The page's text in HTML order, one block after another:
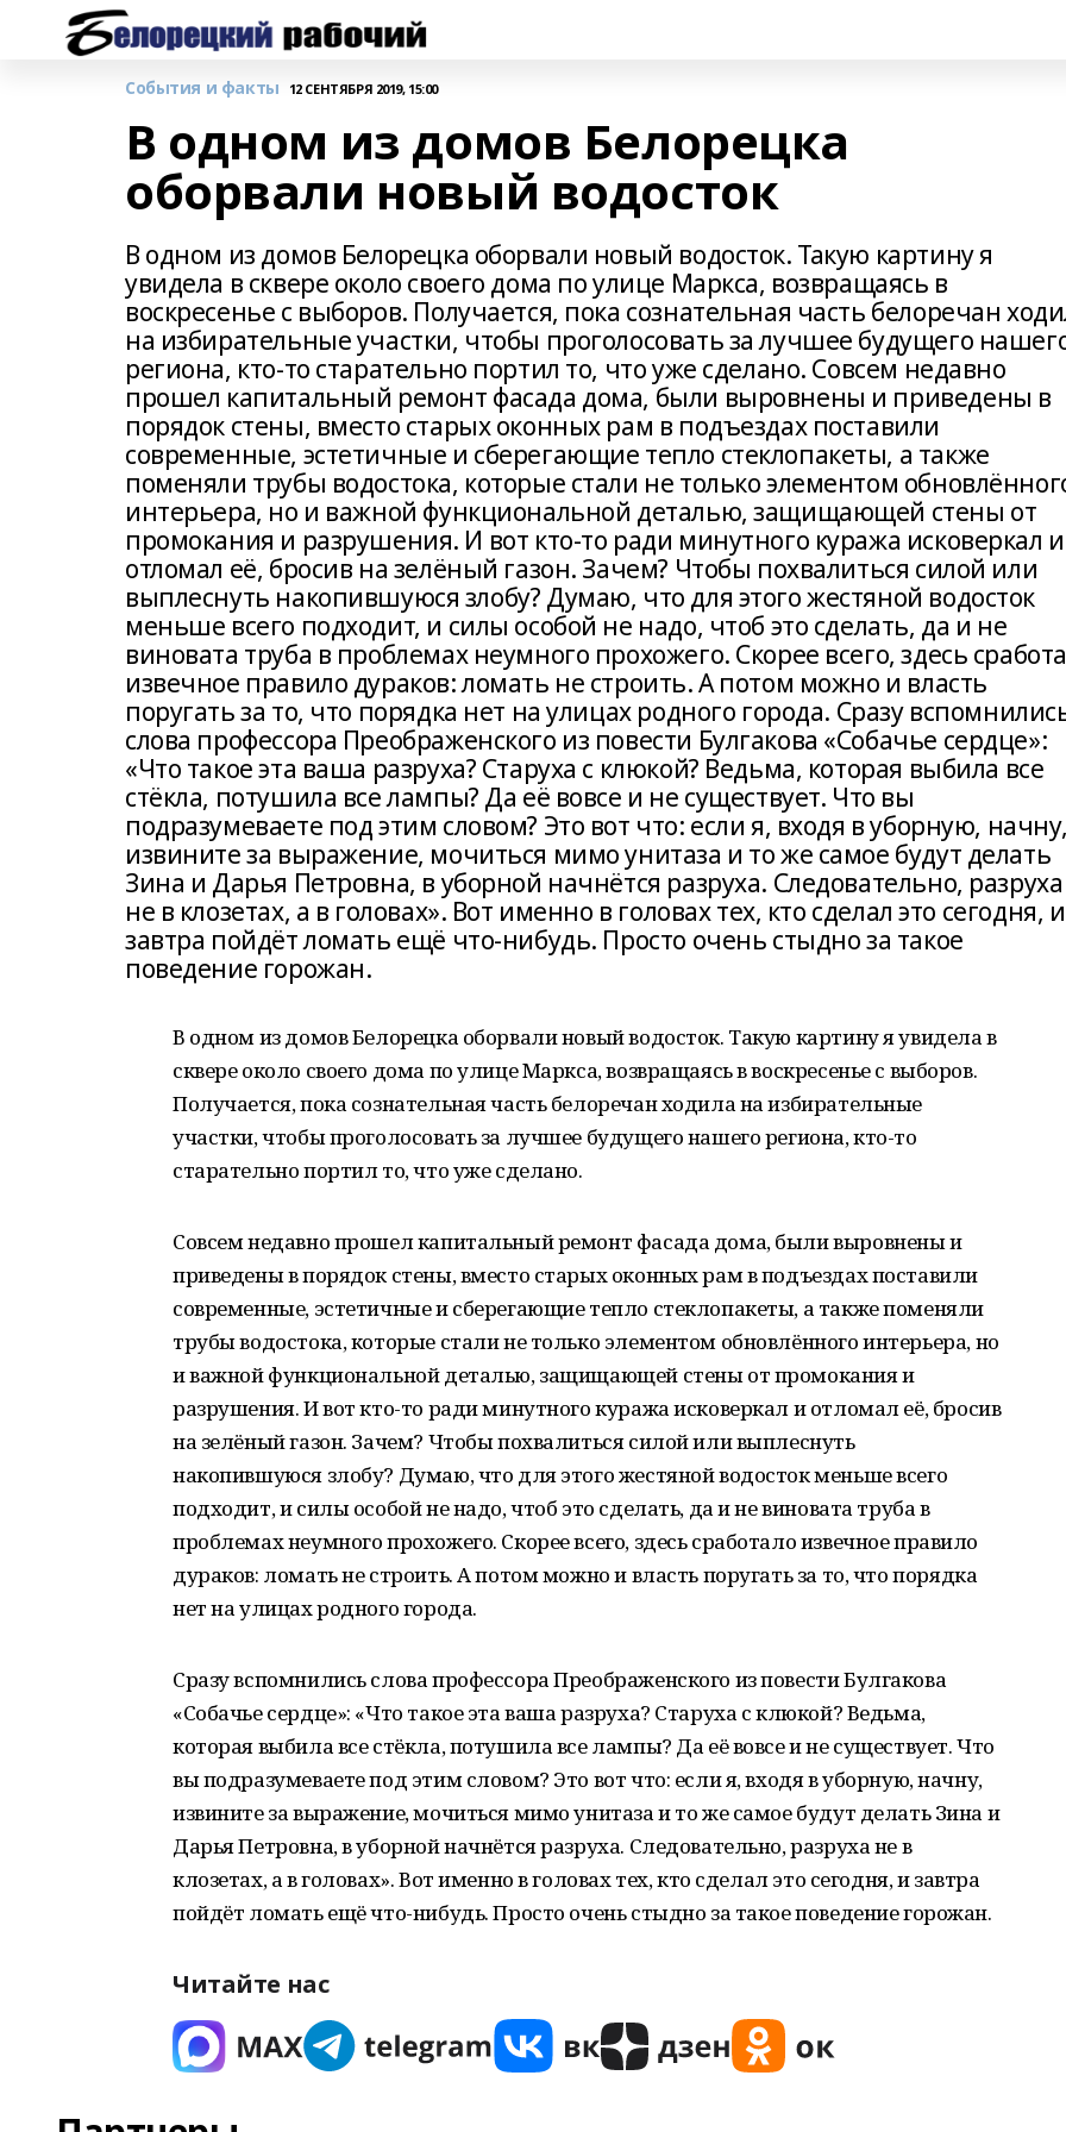
События и факты 12 СЕНТЯБРЯ 2019, 15:00
В одном из домов Белорецка
оборвали новый водосток
В одном из домов Белорецка оборвали новый водосток. Такую картину я
увидела в сквере около своего дома по улице Маркса, возвращаясь в
воскресенье с выборов. Получается, пока сознательная часть белоречан
на избирательные участки, чтобы проголосовать за лучшее будущего
региона, кто-то старательно портил то, что уже сделано. Совсем недавно
прошел капитальный ремонт фасада дома, были выровнены и приведены в
порядок стены, вместо старых оконных рам в подъездах поставили
современные, эстетичные и сберегающие тепло стеклопакеты, а также
поменяли трубы водостока, которые стали не только элементом
интерьера, но и важной функциональной деталью, защищающей стены от
промокания и разрушения. И вот кто-то ради минутного куража исковеркал и
отломал её, бросив на зелёный газон. Зачем? Чтобы похвалиться силой или
выплеснуть накопившуюся злобу? Думаю, что для этого жестяной водосток
меньше всего подходит, и силы особой не надо, чтоб это сделать, да и не
виновата труба в проблемах неумного прохожего. Скорее всего, здесь
извечное правило дураков: ломать не строить. А потом можно и власть
поругать за то, что порядка нет на улицах родного города. Сразу
слова профессора Преображенского из повести Булгакова «Собачье сердце»:
«Что такое эта ваша разруха? Старуха с клюкой? Ведьма, которая выбила все
стёкла, потушила все лампы? Да её вовсе и не существует. Что вы
подразумеваете под этим словом? Это вот что: если я, входя в уборную, начну,
извините за выражение, мочиться мимо унитаза и то же самое будут делать
Зина и Дарья Петровна, в уборной начнётся разруха. Следовательно, разруха
не в клозетах, а в головах». Вот именно в головах тех, кто сделал это сегодня, и
завтра пойдёт ломать ещё что-нибудь. Просто очень стыдно за такое
поведение горожан.
В одном из домов Белорецка оборвали новый водосток. Такую картину я увидела в
сквере около своего дома по улице Маркса, возвращаясь в воскресенье с выборов.
Получается, пока сознательная часть белоречан ходила на избирательные
участки, чтобы проголосовать за лучшее будущего нашего региона, кто-то
старательно портил то, что уже сделано.
Совсем недавно прошел капитальный ремонт фасада дома, были выровнены и
приведены в порядок стены, вместо старых оконных рам в подъездах поставили
современные, эстетичные и сберегающие тепло стеклопакеты, а также поменяли
трубы водостока, которые стали не только элементом обновлённого интерьера, но
и важной функциональной деталью, защищающей стены от промокания и
разрушения. И вот кто-то ради минутного куража исковеркал и отломал её, бросив
на зелёный газон. Зачем? Чтобы похвалиться силой или выплеснуть
накопившуюся злобу? Думаю, что для этого жестяной водосток меньше всего
подходит, и силы особой не надо, чтоб это сделать, да и не виновата труба в
проблемах неумного прохожего. Скорее всего, здесь сработало извечное правило
дураков: ломать не строить. А потом можно и власть поругать за то, что порядка
нет на улицах родного города.
Сразу вспомнились слова профессора Преображенского из повести Булгакова
«Собачье сердце»: «Что такое эта ваша разруха? Старуха с клюкой? Ведьма,
которая выбила все стёкла, потушила все лампы? Да её вовсе и не существует. Что
вы подразумеваете под этим словом? Это вот что: если я, входя в уборную, начну,
извините за выражение, мочиться мимо унитаза и то же самое будут делать Зина и
Дарья Петровна, в уборной начнётся разруха. Следовательно, разруха не в
клозетах, а в головах». Вот именно в головах тех, кто сделал это сегодня, и завтра
пойдёт ломать ещё что-нибудь. Просто очень стыдно за такое поведение горожан.
Читайте нас